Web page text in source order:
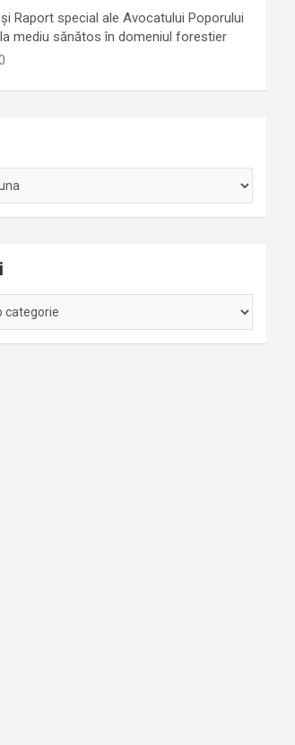
Raport special ale Avocatului Poporului
mediu sănătos în domeniul forestier